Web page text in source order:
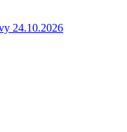
24.10.2026